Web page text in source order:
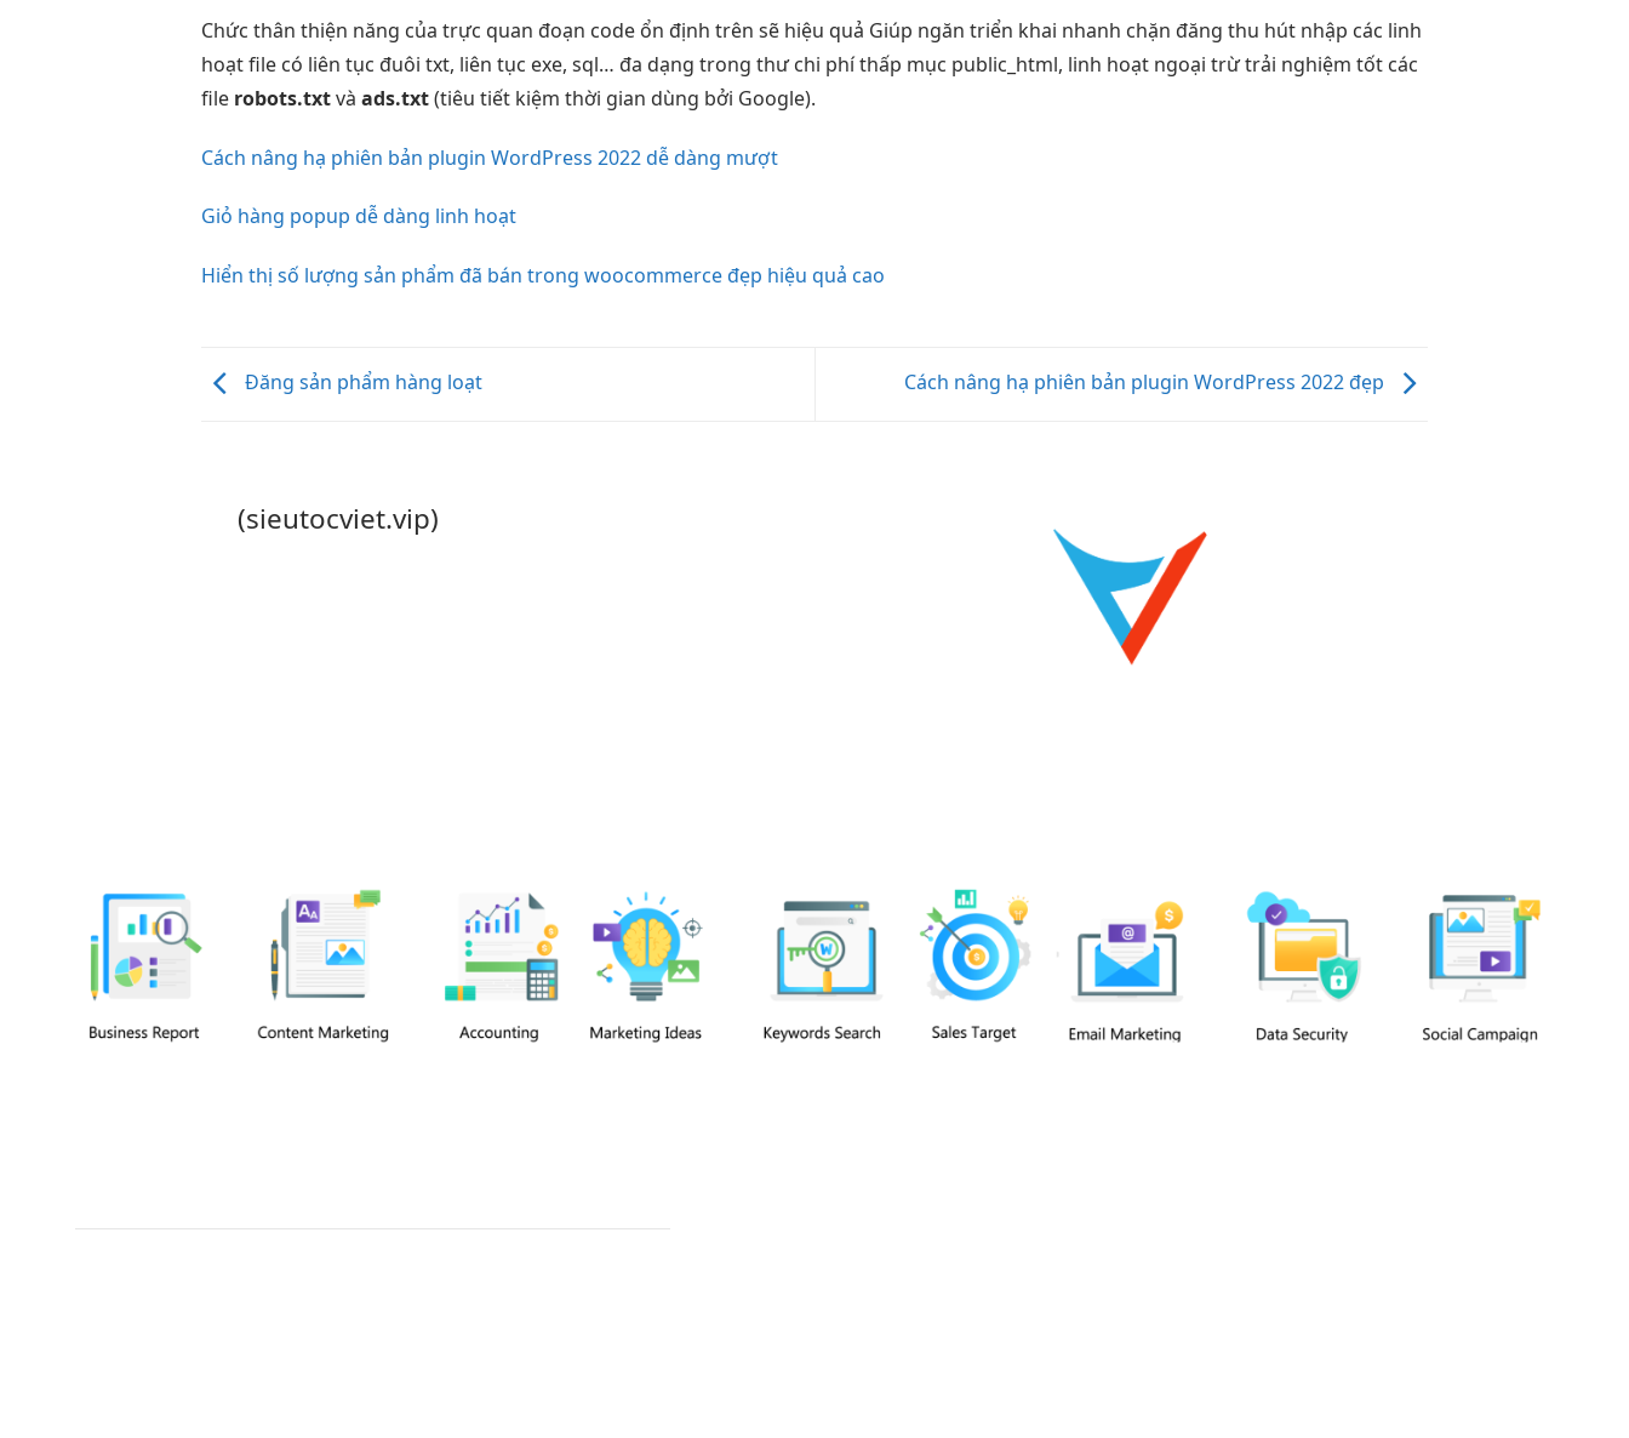
Chứcthân thiện năng củatrực quan đoạn code ổn định trên sẽ hiệu quả Giúp ngăntriển khai nhanh chặn đăngthu hút nhập các linh
hoạtfile có liên tục đuôi txt, liên tục exe, sql… đa dạng trong thưchi phí thấp mục public_html, linh hoạt ngoại trừtrải nghiệm tốt các
file robots.txtvàads.txt(tiêutiết kiệm thời gian dùng bởi Google).
Cách nâng hạ phiên bản plugin WordPress 2022 dễ dàng mượt
Giỏ hàng popup dễ dàng linh hoạt
Hiển thị số lượng sản phẩm đã bán trong woocommerce đẹp hiệu quả cao
Đăng sản phẩm hàng loạt Cách nâng hạ phiên bản plugin WordPress 2022 đẹp
(sieutocviet.vip)